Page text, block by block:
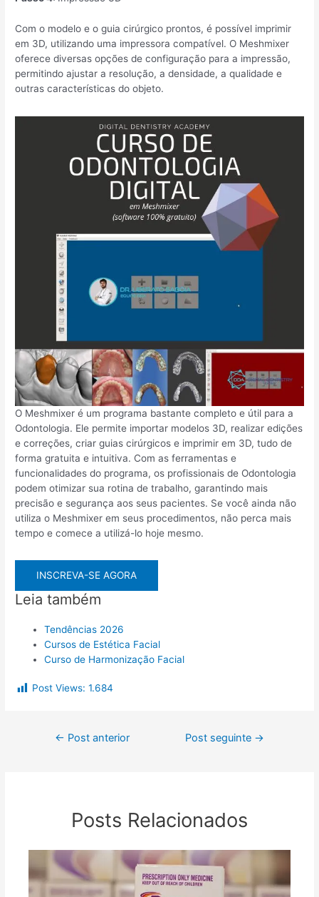
Com o modelo e o guia cirúrgico prontos, é possível imprimir
em 3D, utilizando uma impressora compatível. O Meshmixer
oferece diversas opções de configuração para a impressão,
permitindo ajustar a resolução, a densidade, a qualidade e
outras características do objeto.
O Meshmixer é um programa bastante completo e útil para a
Odontologia. Ele permite importar modelos 3D, realizar edições
e correções, criar guias cirúrgicos e imprimir em 3D, tudo de
forma gratuita e intuitiva. Com as ferramentas e
funcionalidades do programa, os profissionais de Odontologia
podem otimizar sua rotina de trabalho, garantindo mais
precisão e segurança aos seus pacientes. Se você ainda não
utiliza o Meshmixer em seus procedimentos, não perca mais
tempo e comece a utilizá-lo hoje mesmo.
INSCREVA-SE AGORA
Leia também
Tendências 2026
Cursos de Estética Facial
Curso de Harmonização Facial
Post Views: 1.684
← Post anterior Post seguinte →
Posts Relacionados